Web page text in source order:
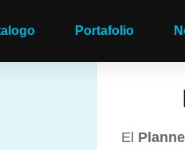
Portafolio
El